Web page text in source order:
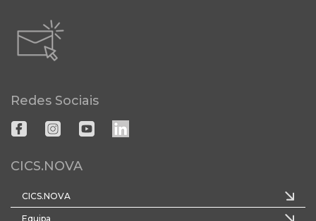
Redes Sociais
CICS.NOVA
CICS.NOVA
Equipa